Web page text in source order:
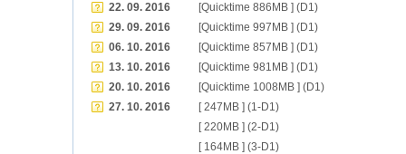
22. 09. 2016
[Quicktime 886MB ] (D1)
29. 09. 2016
[Quicktime 997MB ] (D1)
06. 10. 2016
[Quicktime 857MB ] (D1)
13. 10. 2016
[Quicktime 981MB ] (D1)
20. 10. 2016
[Quicktime 1008MB ] (D1)
27. 10. 2016
[ 247MB ] (1-D1)
[ 220MB ] (2-D1)
[ 164MB ] (3-D1)